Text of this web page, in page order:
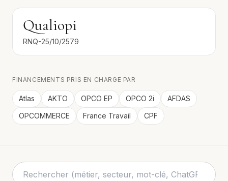
Qualiopi
RNQ-25/10/2579
FINANCEMENTS PRIS EN CHARGE PAR
Atlas AKTO OPCO EP OPCO 2i
AFDAS
OPCOMMERCE
France Travail CPF